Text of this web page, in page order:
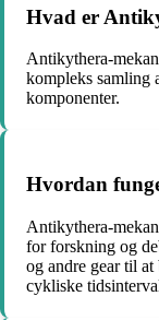
Hvad er
Antikythera-
kompleks samling
komponenter.
Hvordan
Antikythera-
for forskning og
og andre gear til
cykliske